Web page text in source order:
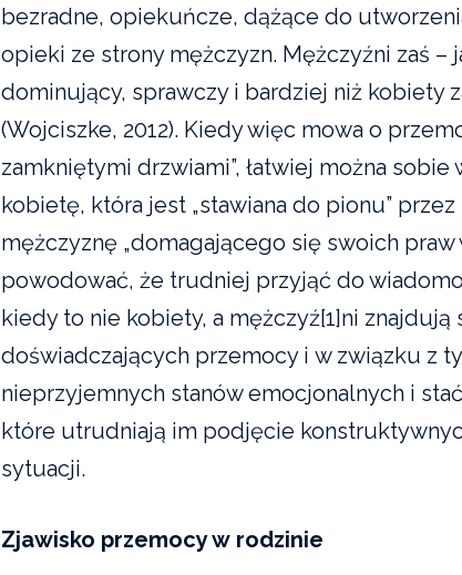
bezradne, opiekuńcze, dążące do
opieki ze strony mężczyzn. Mężczyźni zaś –
dominujący, sprawczy i bardziej niż kobiety
(Wojciszke, 2012). Kiedy więc mowa o
zamkniętymi drzwiami”, łatwiej można
kobietę, która jest „stawiana do pionu”
mężczyznę „domagającego się swoich praw
powodować, że trudniej przyjąć do
kiedy to nie kobiety, a mężczyź[1]ni znajdują
doświadczających przemocy i w związku z
nieprzyjemnych stanów emocjonalnych i
które utrudniają im podjęcie
sytuacji.
Zjawisko przemocy w rodzinie